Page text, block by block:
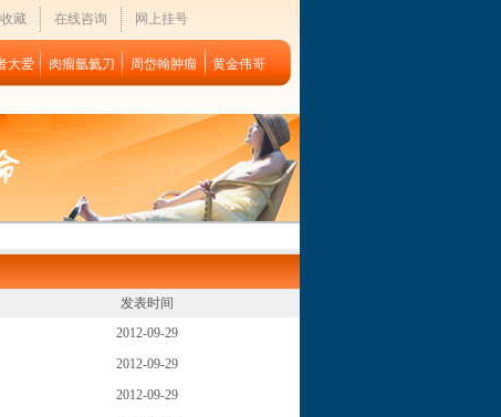
藏 在线咨询 网上挂号
大爱 肉瘤氩氦刀 周岱翰肿瘤 黄金伟哥
发表时间
2012-09-29
2012-09-29
2012-09-29